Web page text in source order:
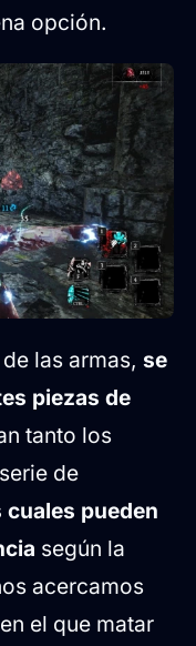
opción.
las armas, se
piezas de
tanto los
de
pueden
según la
acercamos
el que matar